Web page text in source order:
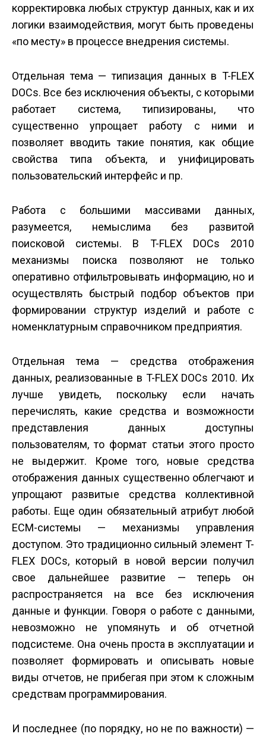
корректировка любых структур данных, как и их
логики взаимодействия, могут быть проведены
«по месту» в процессе внедрения системы.
Отдельная тема — типизация данных в T-FLEX
DOCs. Все без исключения объекты, с которыми
работает система, типизированы, что
существенно упрощает работу с ними и
позволяет вводить такие понятия, как общие
свойства типа объекта, и унифицировать
пользовательский интерфейс и пр.
Работа с большими массивами данных,
разумеется, немыслима без развитой
поисковой системы. В T-FLEX DOCs 2010
механизмы поиска позволяют не только
оперативно отфильтровывать информацию, но и
осуществлять быстрый подбор объектов при
формировании структур изделий и работе с
номенклатурным справочником предприятия.
Отдельная тема — средства отображения
данных, реализованные в T-FLEX DOCs 2010. Их
лучше увидеть, поскольку если начать
перечислять, какие средства и возможности
представления данных доступны
пользователям, то формат статьи этого просто
не выдержит. Кроме того, новые средства
отображения данных существенно облегчают и
упрощают развитые средства коллективной
работы. Еще один обязательный атрибут любой
ECM-системы — механизмы управления
доступом. Это традиционно сильный элемент T-
FLEX DOCs, который в новой версии получил
свое дальнейшее развитие — теперь он
распространяется на все без исключения
данные и функции. Говоря о работе с данными,
невозможно не упомянуть и об отчетной
подсистеме. Она очень проста в эксплуатации и
позволяет формировать и описывать новые
виды отчетов, не прибегая при этом к сложным
средствам программирования.
И последнее (по порядку, но не по важности) —